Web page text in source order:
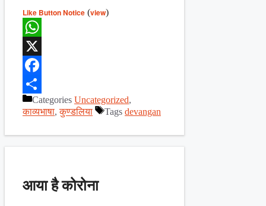
Like Button Notice (view)
WhatsApp
X
Facebook
ShareCategories Uncategorized,
काव्यभाषा,कुण्डलिया Tags devangan
आया है कोरोना